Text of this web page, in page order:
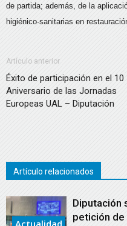
de partida; además, de la
higiénico-sanitarias en
Artículo anterior
Éxito de participación en el 10
Aniversario de las Jornadas
Europeas UAL – Diputación
Artículo relacionados
Diputación
petición